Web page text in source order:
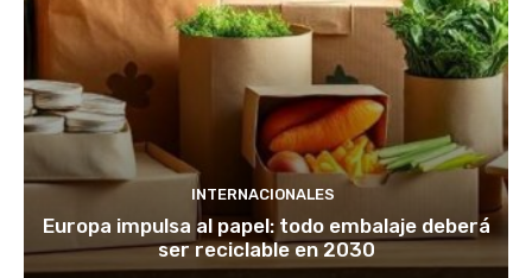
INTERNACIONALES
Europa impulsa al papel: todo embalaje deberá
ser reciclable en 2030